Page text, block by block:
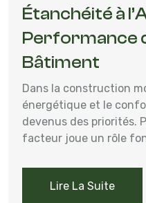
Étanchéité à
Performance
Bâtiment
Dans la construction
énergétique et le
devenus des priorités.
facteur joue un rôle
Lire La Suite